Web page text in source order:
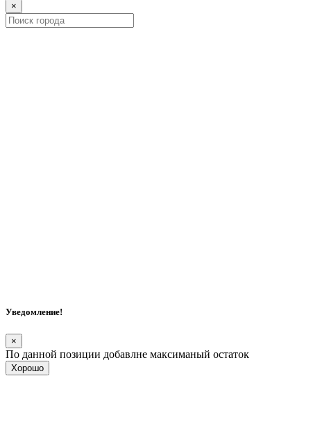
×
Уведомление!
×
По данной позиции добавлне максиманый остаток
Хорошо